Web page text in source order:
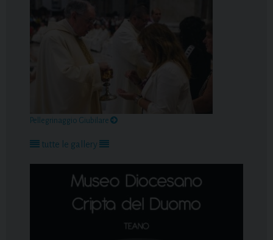
Pellegrinaggio Giubilare
tutte le gallery